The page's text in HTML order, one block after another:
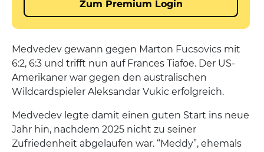
Medvedev gewann gegen Marton Fucsovics mit
6:2, 6:3 und trifft nun auf Frances Tiafoe. Der US-
Amerikaner war gegen den australischen
Wildcardspieler Aleksandar Vukic erfolgreich.
Medvedev legte damit einen guten Start ins neue
Jahr hin, nachdem 2025 nicht zu seiner
Zufriedenheit abgelaufen war. “Meddy”, ehemals